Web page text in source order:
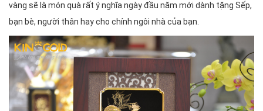
vàng sẽ là món quà rất ý nghĩa ngày đầu năm mới dành tặng Sếp,
bạn bè, người thân hay cho chính ngôi nhà của bạn.